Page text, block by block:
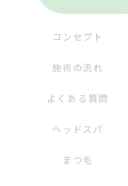
コンセプト
施術の流れ
よくある質問
ヘッドスパ
まつ毛